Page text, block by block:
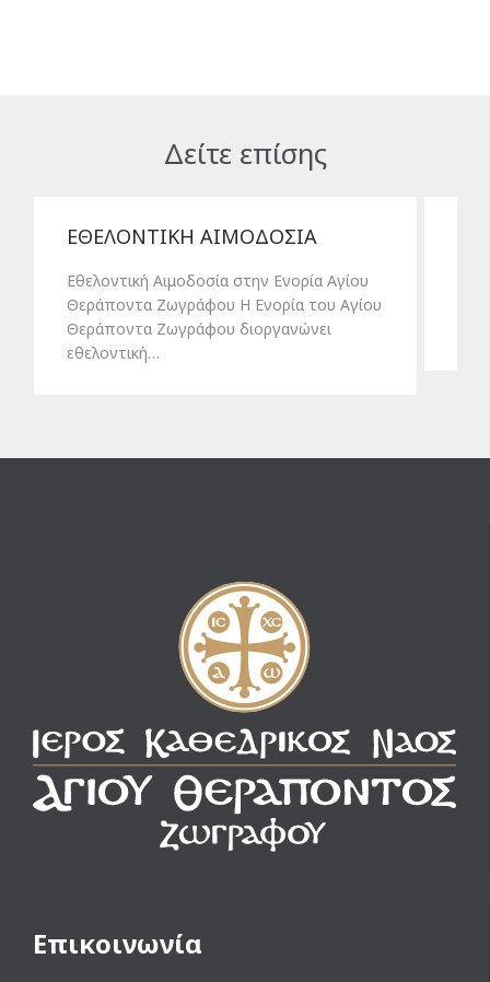
Δείτε επίσης
ΕΘΕΛΟΝΤΙΚΗ ΑΙΜΟΔΟΣΙΑ
Εθελοντική Αιμοδοσία στην Ενορία Αγίου
Θεράποντα Ζωγράφου Η Ενορία του Αγίου
Θεράποντα Ζωγράφου διοργανώνει
εθελοντική…
Επικοινωνία